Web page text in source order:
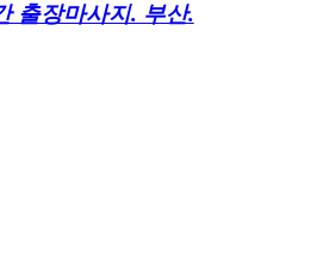
출장마사지. 부산.